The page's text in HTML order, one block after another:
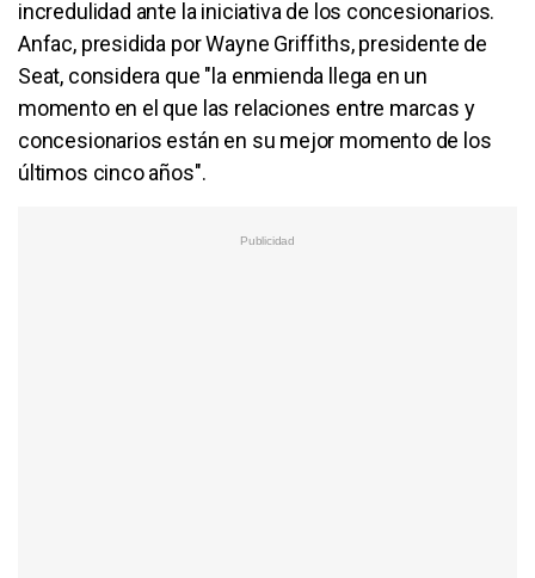
incredulidad ante la iniciativa de los concesionarios.
Anfac, presidida por Wayne Griffiths, presidente de
Seat, considera que "la enmienda llega en un
momento en el que las relaciones entre marcas y
concesionarios están en su mejor momento de los
últimos cinco años".